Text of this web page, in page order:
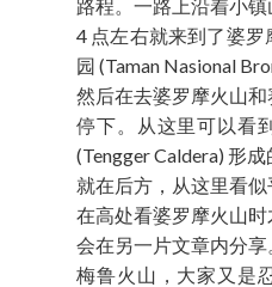
路程。一路上沿着小
4 点左右就来到了婆
园 (Taman Nasional
然后在去婆罗摩火山
停下。从这里可以看
(Tengger Caldera) 形
就在后方，从这里看
在高处看婆罗摩火山
会在另一片文章内分
梅鲁火山，大家又是